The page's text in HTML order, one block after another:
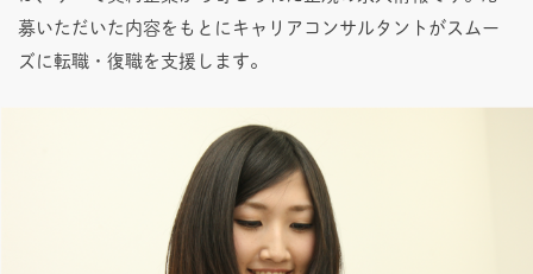
募いただいた内容をもとにキャリアコンサルタントがスムー
ズに転職・復職を支援します。